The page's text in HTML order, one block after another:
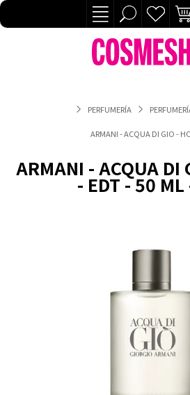
PERFUMERÍA
ARMANI - ACQUA DI GIO -
ARMANI - ACQUA DI
- EDT - 50